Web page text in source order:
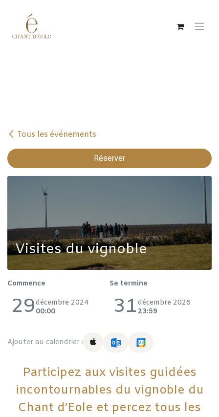
Tous les événements
Réserver
Visites du vignoble
Commence
29décembre 2024
00:00
Se termine
31 décembre 2026
23:59
Ajouter au calendrier :
Participez aux visites guidées
incontournables du vignoble du
Chant d’Eole et percez tous les